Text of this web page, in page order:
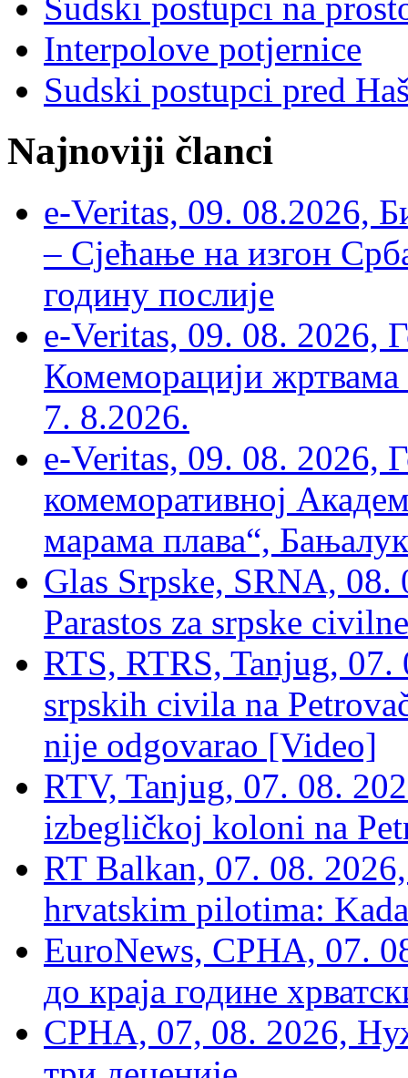
Interpolove potjernice
Sudski postupci pred
Najnoviji članci
e-Veritas, 09. 08.2026,
– Сјећање на изгон
годину послије
e-Veritas, 09. 08. 2026,
Комеморацији жртвама
7. 8.2026.
e-Veritas, 09. 08. 2026,
комеморативној
марама плава“,
Glas Srpske, SRNA,
Parastos za srpske
RTS, RTRS, Tanjug,
srpskih civila na
nije odgovarao [Video]
RTV, Tanjug, 07. 08.
izbegličkoj koloni na
RT Balkan, 07. 08.
hrvatskim pilotima:
EuroNews, СРНА, 07.
до краја године
СРНА, 07, 08. 2026,